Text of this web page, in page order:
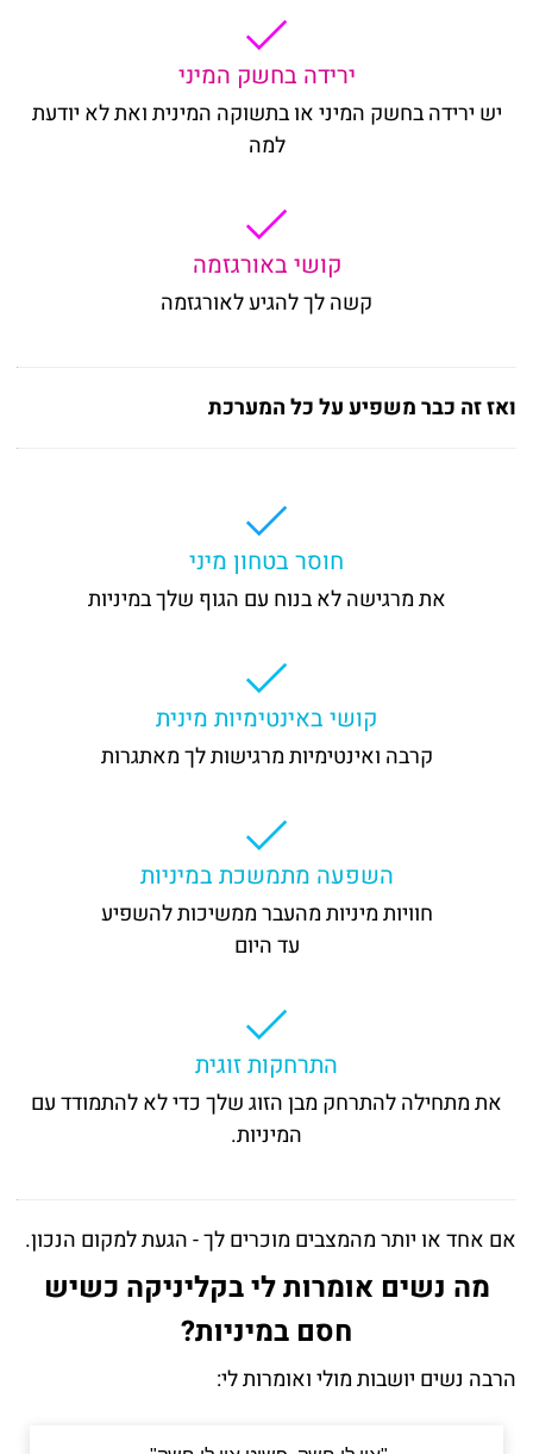
ירידה בחשק המיני
יש ירידה בחשק המיני או בתשוקה המינית ואת לא יודעת
למה
קושי באורגזמה
קשה לך להגיע לאורגזמה
ואז זה כבר משפיע על כל המערכת
חוסר בטחון מיני
את מרגישה לא בנוח עם הגוף שלך במיניות
קושי באינטימיות מינית
קרבה ואינטימיות מרגישות לך מאתגרות
השפעה מתמשכת במיניות
חוויות מיניות מהעבר ממשיכות להשפיע
עד היום
התרחקות זוגית
את מתחילה להתרחק מבן הזוג שלך כדי לא להתמודד עם
המיניות.
אם אחד או יותר מהמצבים מוכרים לך - הגעת למקום הנכון.
מה נשים אומרות לי בקליניקה כשיש
חסם במיניות?
הרבה נשים יושבות מולי ואומרות לי: